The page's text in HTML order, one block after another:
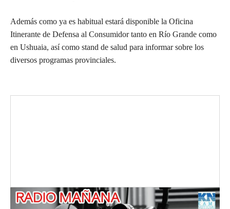
Además como ya es habitual estará disponible la Oficina
Itinerante de Defensa al Consumidor tanto en Río Grande como
en Ushuaia, así como stand de salud para informar sobre los
diversos programas provinciales.